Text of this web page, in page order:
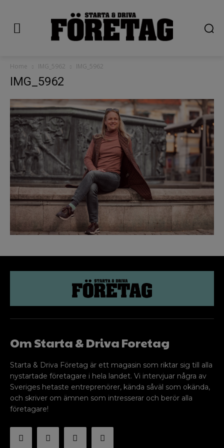
Home IMG_5962 IMG_5962
IMG_5962
Om Starta & Driva Foretag
Starta & Driva Företag är ett magasin som riktar sig till alla
nystartade företagare i hela landet. Vi intervjuar några av
Sveriges hetaste entreprenörer, kända såväl som okända,
och skriver om ämnen som intresserar och berör alla
företagare!